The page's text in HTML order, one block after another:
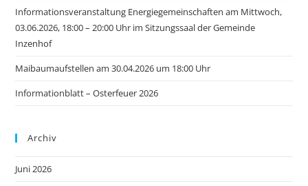
Informationsveranstaltung Energiegemeinschaften am Mittwoch,
03.06.2026, 18:00 – 20:00 Uhr im Sitzungssaal der Gemeinde
Inzenhof
Maibaumaufstellen am 30.04.2026 um 18:00 Uhr
Informationblatt – Osterfeuer 2026
Archiv
Juni 2026